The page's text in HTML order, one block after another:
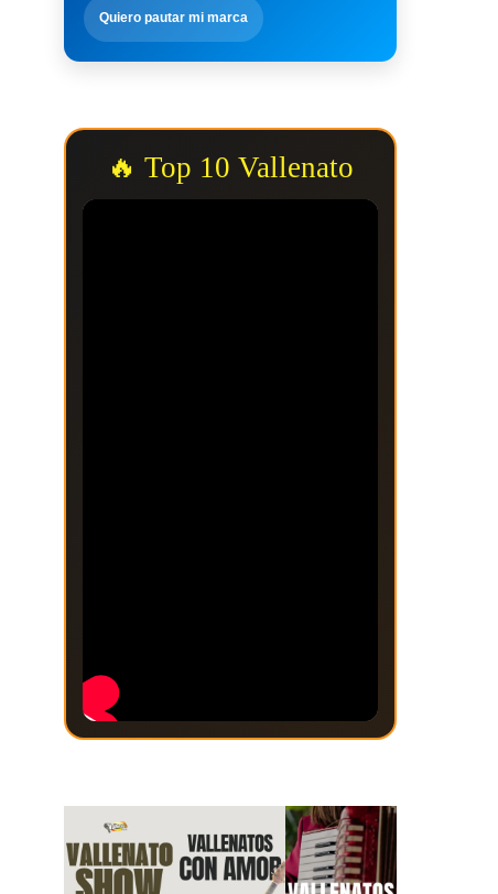
Quiero pautar mi marca
🔥 Top 10 Vallenato